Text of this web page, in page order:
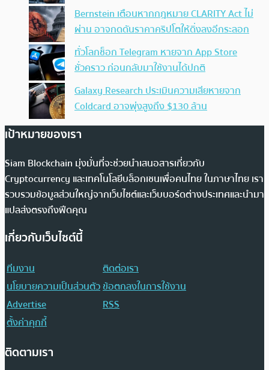
Bernstein เตือนหากกฎหมาย CLARITY Act ไม่
ผ่าน อาจกดดันราคาคริปโตให้ดิ่งลงอีกระลอก
ทั่วโลกช็อก Telegram หายจาก App Store
ชั่วคราว ก่อนกลับมาใช้งานได้ปกติ
Galaxy Research ประเมินความเสียหายจาก
Coldcard อาจพุ่งสูงถึง $130 ล้าน
เป้าหมายของเรา
Siam Blockchain มุ่งมั่นที่จะช่วยนำเสนอสารเกี่ยวกับ
Cryptocurrency และเทคโนโลยีบล็อกเชนเพื่อคนไทย ในภาษาไทย เรา
รวบรวมข้อมูลส่วนใหญ่จากเว็บไซต์และเว็บบอร์ดต่างประเทศและนำมา
แปลส่งตรงถึงฟีดคุณ
เกี่ยวกับเว็บไซต์นี้
ทีมงาน
ติดต่อเรา
นโยบายความเป็นส่วนตัวข้อตกลงในการใช้งาน
Advertise
RSS
ตั้งค่าคุกกี้
ติดตามเรา